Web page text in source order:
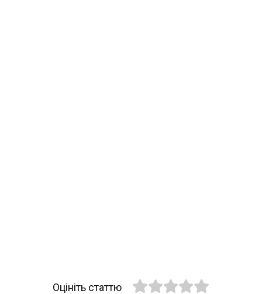
Оцініть статтю